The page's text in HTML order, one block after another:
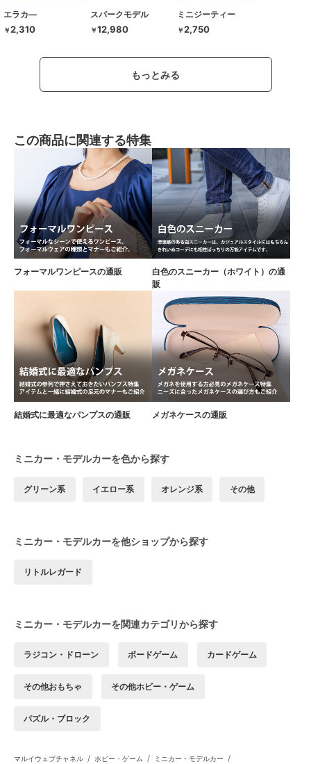
エラカ―
￥2,310
スパークモデル
￥12,980
ミニジーティー
￥2,750
もっとみる
この商品に関連する特集
フォーマルワンピースの通販
白色のスニーカー（ホワイト）の通
販
結婚式に最適なパンプスの通販 メガネケースの通販
ミニカー・モデルカーを色から探す
グリーン系 イエロー系 オレンジ系 その他
ミニカー・モデルカーを他ショップから探す
リトルレガード
ミニカー・モデルカーを関連カテゴリから探す
ラジコン・ドローン ボードゲーム カードゲーム
その他おもちゃ その他ホビー・ゲーム
パズル・ブロック
マルイウェブチャネル / ホビー・ゲーム / ミニカー・モデルカー /